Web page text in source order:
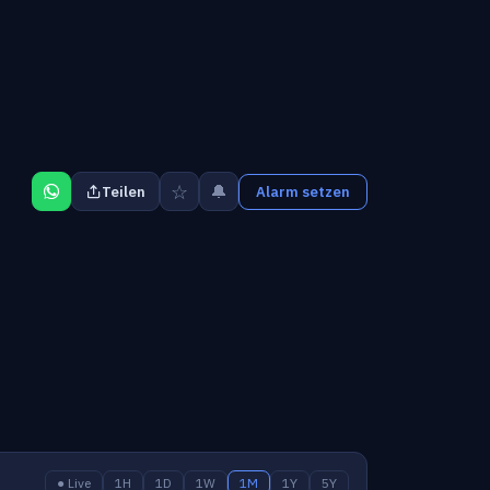
Teilen ☆ 🔔 Alarm setzen
● Live 1H 1D 1W 1M 1Y 5Y